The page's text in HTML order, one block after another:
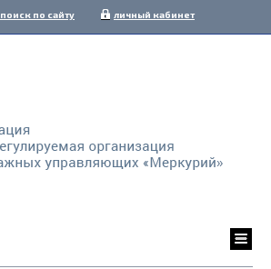
поиск по сайту личный кабинет